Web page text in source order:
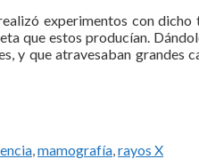
experimentos con dicho
que estos producían.
y que atravesaban grandes
,mamografía,rayos X